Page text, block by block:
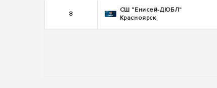
8
СШ "Енисей-ДЮБЛ"
Красноярск